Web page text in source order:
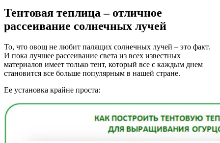
Тентовая теплица – отличное
рассеивание солнечных лучей
То, что овощ не любит палящих солнечных лучей – это факт.
И пока лучшее рассеивание света из всех известных
материалов имеет только тент, который все с каждым днем
становится все больше популярным в нашей стране.
Ее установка крайне проста: